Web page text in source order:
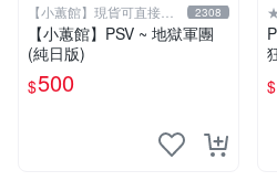
【小蕙館】現貨可直接下
標
2308
【小蕙館】PSV ~ 地獄軍團
(純日版)
$500 $